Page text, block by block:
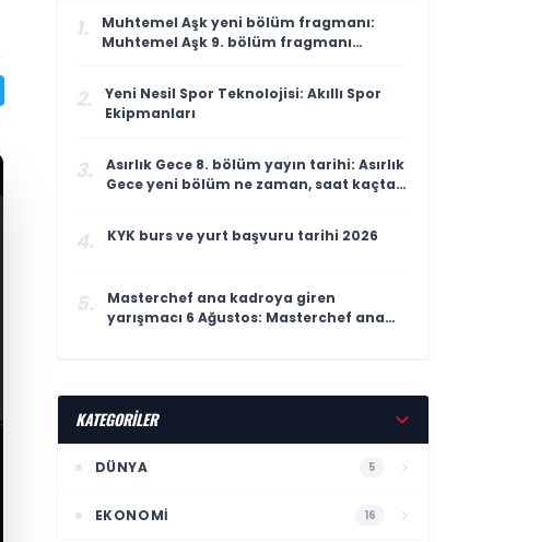
1.
Muhtemel Aşk yeni bölüm fragmanı:
Muhtemel Aşk 9. bölüm fragmanı
2.
Yeni Nesil Spor Teknolojisi: Akıllı Spor
Ekipmanları
3.
Asırlık Gece 8. bölüm yayın tarihi: Asırlık
Gece yeni bölüm ne zaman, saat kaçta
4. KYK burs ve yurt başvuru tarihi 2026
5.
Masterchef ana kadroya giren
yarışmacı 6 Ağustos: Masterchef ana
KATEGORİLER
DÜNYA 5
EKONOMI 16